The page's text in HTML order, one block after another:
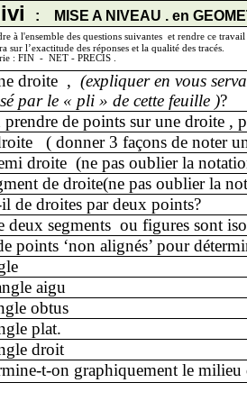
:
MISE A NIVEAU . en
à l'ensemble des questions suivantes et rendre ce
sur l’exactitude des réponses et la qualité des tracés.
: FIN - NET - PRECIS .
droite , (expliquer en vous
par le « pli » de cette feuille )?
de points sur une droite ,
( donner3 façons de noter
droite (ne pas oublier la
de droite(ne pas oublier la
de droites par deux points?
deux segments ou figures sont
points ‘non alignés’ pour
aigu
obtus
plat.
droit
t-on graphiquement le milieu